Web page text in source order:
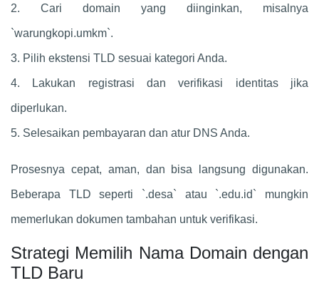
2. Cari domain yang diinginkan, misalnya
`warungkopi.umkm`.
3. Pilih ekstensi TLD sesuai kategori Anda.
4. Lakukan registrasi dan verifikasi identitas jika
diperlukan.
5. Selesaikan pembayaran dan atur DNS Anda.
Prosesnya cepat, aman, dan bisa langsung digunakan.
Beberapa TLD seperti `.desa` atau `.edu.id` mungkin
memerlukan dokumen tambahan untuk verifikasi.
Strategi Memilih Nama Domain dengan
TLD Baru